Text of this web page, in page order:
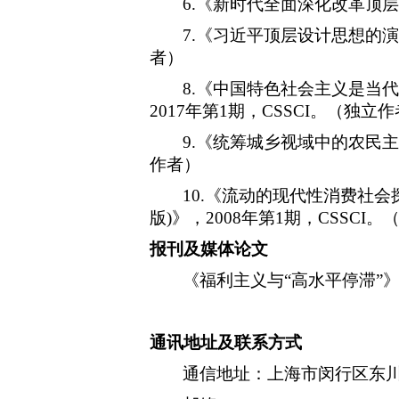
6.《新时代全面深化改革顶
7.《习近平顶层设计思想的
者）
8.《中国特色社会主义是当
2017年第1期，CSSCI。（独立作
9.《统筹城乡视域中的农民
作者）
10.《流动的现代性消费社
版)》，2008年第1期，CSSCI。
报刊及媒体论文
《福利主义与“高水平停滞”
通讯地址及联系方式
通信地址：上海市闵行区东